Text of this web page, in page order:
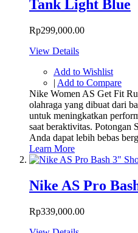
Tank Light Blue
Rp299,000.00
View Details
Add to Wishlist
| Add to Compare
Nike Women AS Get Fit
olahraga yang dibuat dari
untuk meningkatkan
saat beraktivitas. Potongan
Anda dapat lebih bebas
Learn More
Nike AS Pro
Rp339,000.00